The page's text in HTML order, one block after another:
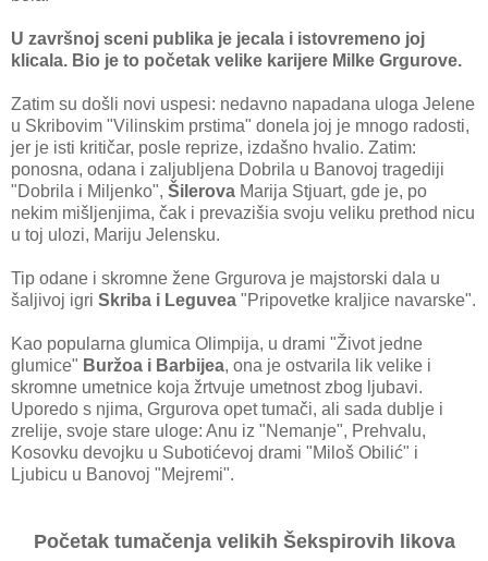
U završnoj sceni publika je jecala i istovremeno joj
klicala. Bio je to početak velike karijere Milke Grgurove.
Zatim su došli novi uspesi: nedavno napadana uloga Jelene
u Skribovim "Vilinskim prstima" donela joj je mnogo radosti,
jer je isti kritičar, posle reprize, izdašno hvalio. Zatim:
ponosna, odana i zaljubljena Dobrila u Banovoj tragediji
"Dobrila i Miljenko", Šilerova Marija Stjuart, gde je, po
nekim mišljenjima, čak i prevazišia svoju veliku prethod nicu
u toj ulozi, Mariju Jelensku.
Tip odane i skromne žene Grgurova je majstorski dala u
šaljivoj igri Skriba i Leguvea "Pripovetke kraljice navarske".
Kao popularna glumica Olimpija, u drami "Život jedne
glumice" Buržoa i Barbijea, ona je ostvarila lik velike i
skromne umetnice koja žrtvuje umetnost zbog ljubavi.
Uporedo s njima, Grgurova opet tumači, ali sada dublje i
zrelije, svoje stare uloge: Anu iz "Nemanje", Prehvalu,
Kosovku devojku u Subotićevoj drami "Miloš Obilić" i
Ljubicu u Banovoj "Mejremi".
Početak tumačenja velikih Šekspirovih likova